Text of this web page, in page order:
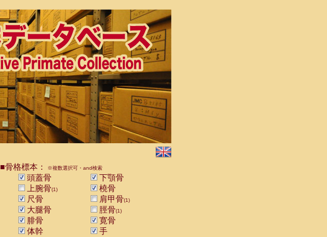
■骨格標本： ※複数選択可・and検索
頭蓋骨
下顎骨
上腕骨(1)
橈骨
尺骨
肩甲骨(1)
大腿骨 脛骨(1)
腓骨
寛骨
体幹
手